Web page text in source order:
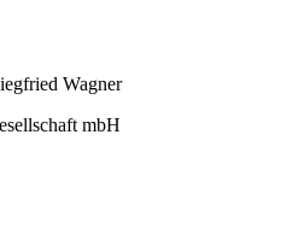
Wagner
mbH